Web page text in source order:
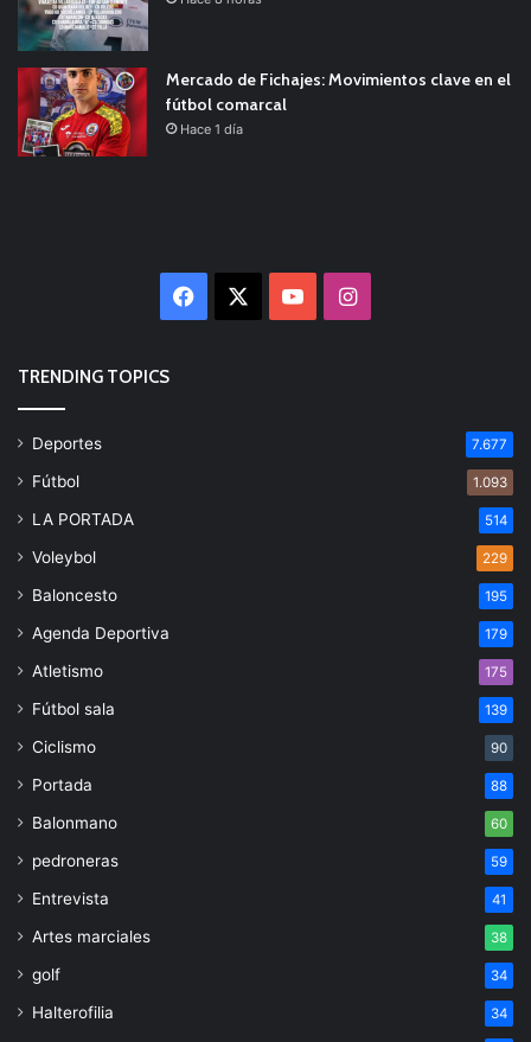
Mercado de Fichajes: Movimientos clave en el
fútbol comarcal
Hace 1 día
Facebook YouTubeInstagram
TRENDING TOPICS
Deportes 7.677
Fútbol 1.093
LA PORTADA 514
Voleybol 229
Baloncesto 195
Agenda Deportiva 179
Atletismo 175
Fútbol sala 139
Ciclismo 90
Portada 88
Balonmano 60
pedroneras 59
Entrevista 41
Artes marciales 38
golf 34
Halterofilia 34